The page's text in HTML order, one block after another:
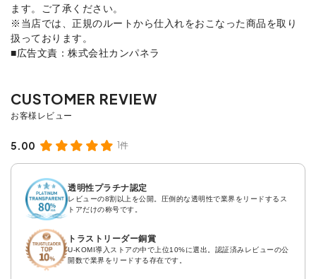
ます。ご了承ください。
※当店では、正規のルートから仕入れをおこなった商品を取り
扱っております。
■広告文責：株式会社カンパネラ
5.00 1件
透明性プラチナ認定
レビューの8割以上を公開。圧倒的な透明性で業界をリードするス
トアだけの称号です。
トラストリーダー銅賞
U-KOMI導入ストアの中で上位10%に選出。認証済みレビューの公
開数で業界をリードする存在です。